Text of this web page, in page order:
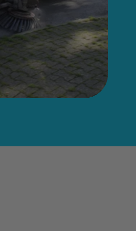
Aktuelle Abfuhrtermine der
Restabfall-, Papier- und
Bioabfalltonnen